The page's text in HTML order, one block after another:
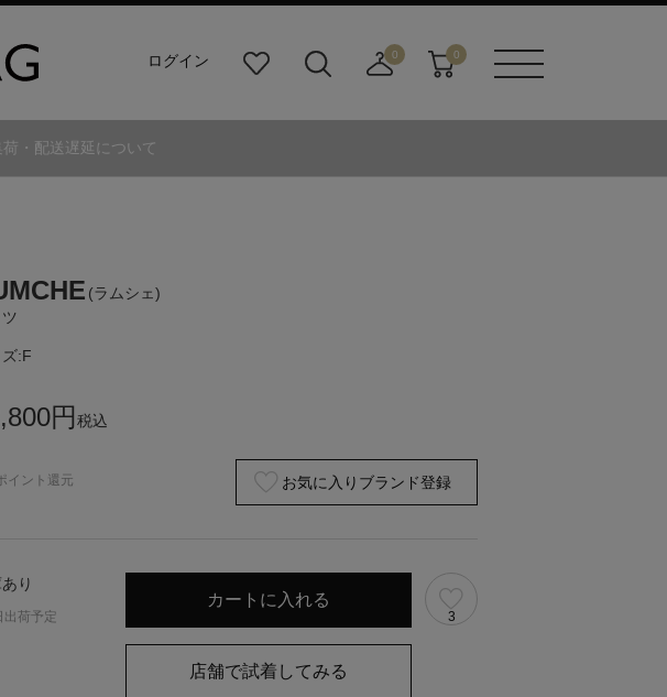
ログイン
り
ダ
0
寄
0
・配送遅延について
(ラムシェ)
:F
円 税込
イント還元 お気に入りブランド登録
り
出荷予定 3